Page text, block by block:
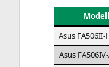
Modell
Asus FA506II-
Asus